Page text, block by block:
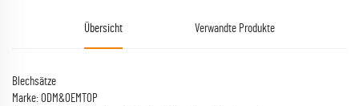
Übersicht Verwandte Produkte
Blechsätze
Marke: ODM&OEMTOP